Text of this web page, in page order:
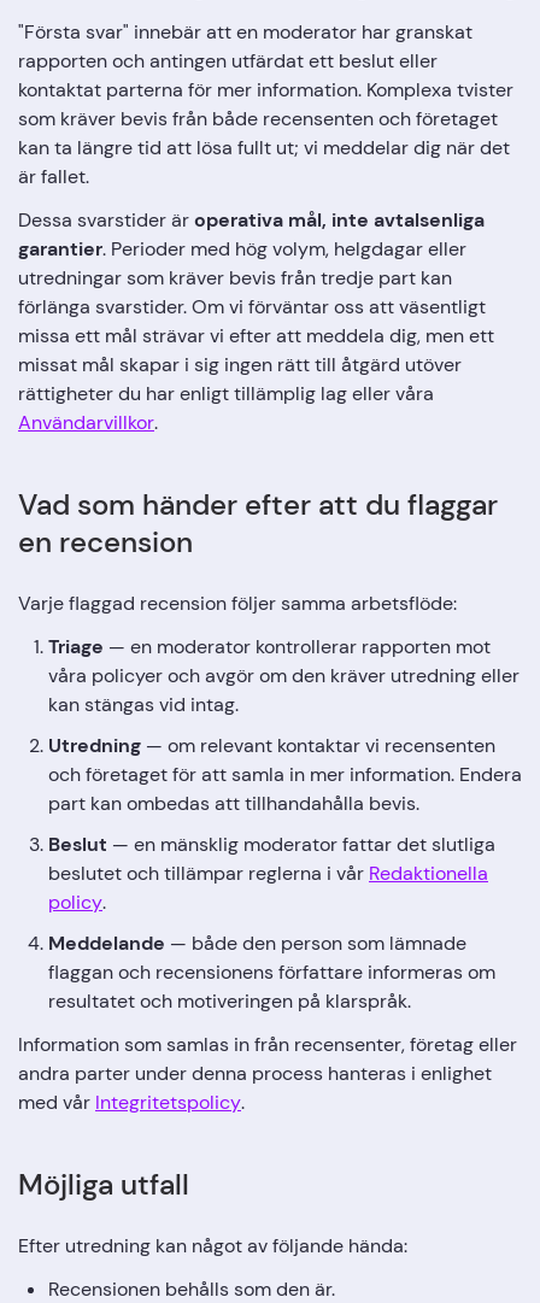
"Första svar" innebär att en moderator har granskat
rapporten och antingen utfärdat ett beslut eller
kontaktat parterna för mer information. Komplexa tvister
som kräver bevis från både recensenten och företaget
kan ta längre tid att lösa fullt ut; vi meddelar dig när det
är fallet.
Dessa svarstider äroperativa mål, inte avtalsenliga
garantier. Perioder med hög volym, helgdagar eller
utredningar som kräver bevis från tredje part kan
förlänga svarstider. Om vi förväntar oss att väsentligt
missa ett mål strävar vi efter att meddela dig, men ett
missat mål skapar i sig ingen rätt till åtgärd utöver
rättigheter du har enligt tillämplig lag eller våra
Användarvillkor.
Vad som händer efter att du flaggar
en recension
Varje flaggad recension följer samma arbetsflöde:
Triage — en moderator kontrollerar rapporten mot
våra policyer och avgör om den kräver utredning eller
kan stängas vid intag.
Utredning — om relevant kontaktar vi recensenten
och företaget för att samla in mer information. Endera
part kan ombedas att tillhandahålla bevis.
Beslut — en mänsklig moderator fattar det slutliga
beslutet och tillämpar reglerna i vår Redaktionella
policy.
Meddelande — både den person som lämnade
flaggan och recensionens författare informeras om
resultatet och motiveringen på klarspråk.
Information som samlas in från recensenter, företag eller
andra parter under denna process hanteras i enlighet
med vår Integritetspolicy.
Möjliga utfall
Efter utredning kan något av följande hända:
Recensionen behålls som den är.